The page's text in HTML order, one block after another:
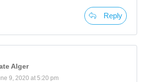
Reply
Alger
9, 2020 at 5:20 pm